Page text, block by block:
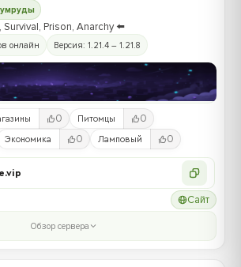
Survival, Prison, Anarchy ⬅️
онлайн Версия: 1.21.4 – 1.21.8
0 Питомцы 0
Экономика 0 Ламповый 0
Сайт
Обзор сервера